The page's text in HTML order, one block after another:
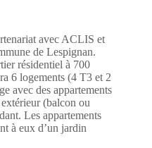
avec ACLIS et
de Lespignan.
résidentiel à 700
6 logements (4 T3 et 2
avec des appartements
(balcon ou
Les appartements
à eux d’un jardin